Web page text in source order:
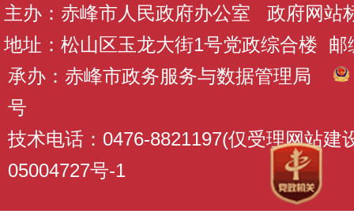
主办：赤峰市人民政府办公室 政府网站
地址：松山区玉龙大街1号党政综合楼 邮
承办：赤峰市政务服务与数据管理局
号
技术电话：0476-8821197(仅受理网站建
05004727号-1